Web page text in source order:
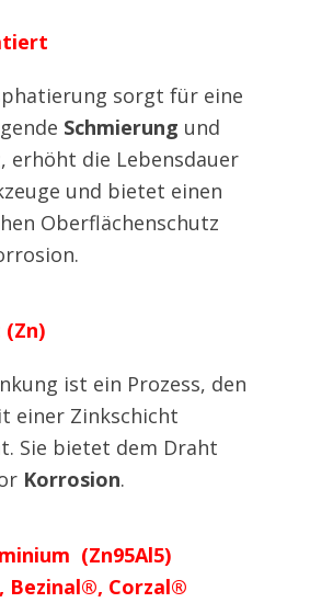
sorgt für eine
Schmierung und
, erhöht die Lebensdauer
und bietet einen
Oberflächenschutz
ist ein Prozess, den
einer Zinkschicht
Sie bietet dem Draht
Korrosion.
(Zn95Al5)
Bezinal®, Corzal®